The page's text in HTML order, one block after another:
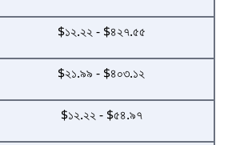
$১২.২২ - $৪২৭.৫৫
$২১.৯৯ - $৪০৩.১২
$১২.২২ - $৫৪.৯৭